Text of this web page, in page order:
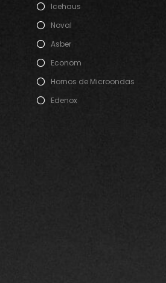
Icehaus
Noval
Asber
Econom
Hornos de Microondas
Edenox